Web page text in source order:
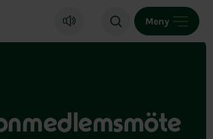
startsida
Meny